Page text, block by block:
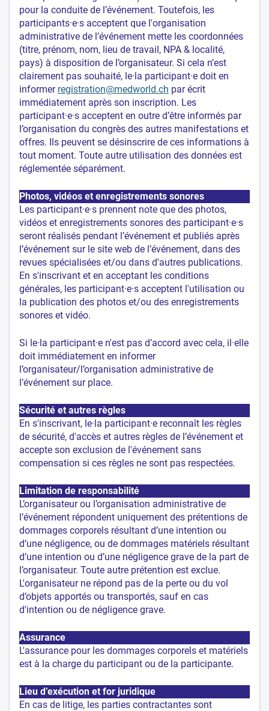
pour la conduite de l’événement. Toutefois, les
participants·e·s acceptent que l'organisation
administrative de l’événement mette les coordonnées
(titre, prénom, nom, lieu de travail, NPA & localité,
pays) à disposition de l’organisateur. Si cela n’est
clairement pas souhaité, le·la participant·e doit en
informer registration@medworld.ch par écrit
immédiatement après son inscription. Les
participant·e·s acceptent en outre d’être informés par
l’organisation du congrès des autres manifestations et
offres. Ils peuvent se désinscrire de ces informations à
tout moment. Toute autre utilisation des données est
réglementée séparément.
Photos, vidéos et enregistrements sonores
Les participant·e·s prennent note que des photos,
vidéos et enregistrements sonores des participant·e·s
seront réalisés pendant l’événement et publiés après
l’événement sur le site web de l’événement, dans des
revues spécialisées et/ou dans d'autres publications.
En s'inscrivant et en acceptant les conditions
générales, les participant·e·s acceptent l'utilisation ou
la publication des photos et/ou des enregistrements
sonores et vidéo.
Si le·la participant·e n'est pas d’accord avec cela, il·elle
doit immédiatement en informer
l’organisateur/l’organisation administrative de
l’événement sur place.
Sécurité et autres règles
En s'inscrivant, le·la participant·e reconnaît les règles
de sécurité, d'accès et autres règles de l’événement et
accepte son exclusion de l'événement sans
compensation si ces règles ne sont pas respectées.
Limitation de responsabilité
L’organisateur ou l’organisation administrative de
l’événement répondent uniquement des prétentions de
dommages corporels résultant d’une intention ou
d’une négligence, ou de dommages matériels résultant
d’une intention ou d’une négligence grave de la part de
l’organisateur. Toute autre prétention est exclue.
L'organisateur ne répond pas de la perte ou du vol
d’objets apportés ou transportés, sauf en cas
d'intention ou de négligence grave.
Assurance
L'assurance pour les dommages corporels et matériels
est à la charge du participant ou de la participante.
Lieu d’exécution et for juridique
En cas de litige, les parties contractantes sont